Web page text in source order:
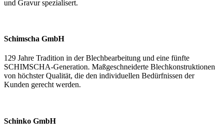
und Gravur spezialisert.
Schimscha GmbH
129 Jahre Tradition in der Blechbearbeitung und eine fünfte
SCHIMSCHA-Generation. Maßgeschneiderte Blechkonstruktionen
von höchster Qualität, die den individuellen Bedürfnissen der
Kunden gerecht werden.
Schinko GmbH